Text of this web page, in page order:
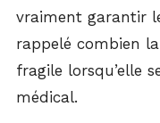
vraiment garantir
rappelé combien
fragile lorsqu’elle
médical.